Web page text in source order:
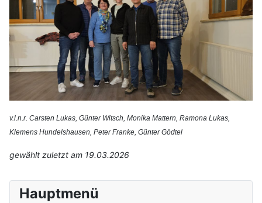
v.l.n.r. Carsten Lukas, Günter Witsch, Monika Mattern, Ramona Lukas,
Klemens Hundelshausen, Peter Franke, Günter Gödtel
gewählt zuletzt am 19.03.2026
Hauptmenü